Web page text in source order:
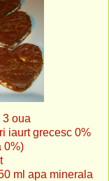
3 oua
0%
0%)